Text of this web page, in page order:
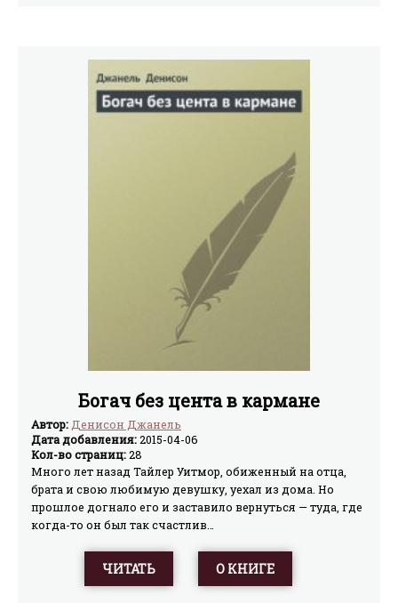
Богач без цента в кармане
Автор: Денисон Джанель
Дата добавления:2015-04-06
Кол-во страниц:28
Много лет назад Тайлер Уитмор, обиженный на отца,
брата и свою любимую девушку, уехал из дома. Но
прошлое догнало его и заставило вернуться — туда, где
когда-то он был так счастлив…
ЧИТАТЬ О КНИГЕ